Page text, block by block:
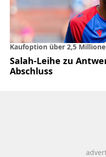
Kaufoption über 2,5
Salah-Leihe zu
Abschluss